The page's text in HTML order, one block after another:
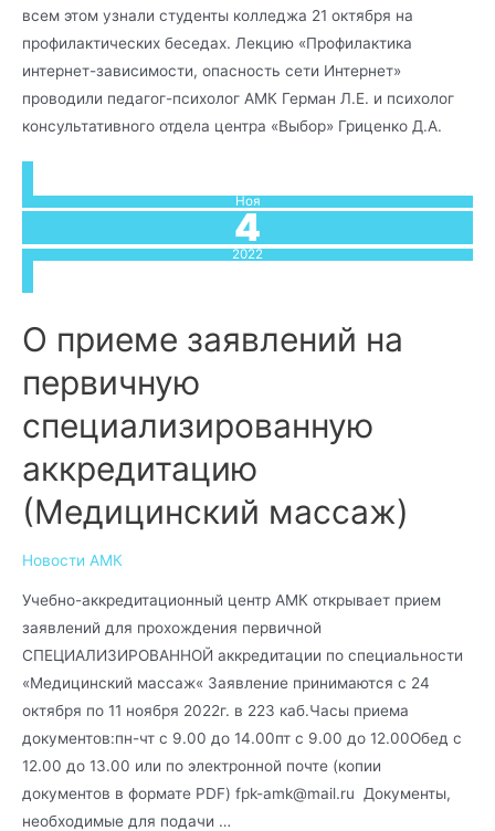
всем этом узнали студенты колледжа 21 октября на
профилактических беседах. Лекцию «Профилактика
интернет-зависимости, опасность сети Интернет»
проводили педагог-психолог АМК Герман Л.Е. и психолог
консультативного отдела центра «Выбор» Гриценко Д.А.
Ноя
4
2022
О приеме заявлений на
первичную
специализированную
аккредитацию
(Медицинский массаж)
Новости АМК
Учебно-аккредитационный центр АМК открывает прием
заявлений для прохождения первичной
СПЕЦИАЛИЗИРОВАННОЙ аккредитации по специальности
«Медицинский массаж« Заявление принимаются с 24
октября по 11 ноября 2022г. в 223 каб.Часы приема
документов:пн-чт с 9.00 до 14.00пт с 9.00 до 12.00Обед с
12.00 до 13.00 или по электронной почте (копии
документов в формате PDF) fpk-amk@mail.ru Документы,
необходимые для подачи …